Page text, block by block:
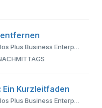
Anwendbare Pläne Kostenlos Plus Business Enterprise Sie können ein Mitglied komplett aus Ihrem Account und Ihrem Profil entfernen (dies ist beson...
Kurzleitfaden
Anwendbare Pläne Kostenlos Plus Business Enterprise Kollaborative Dokumente sind leistungsstarke Werkzeuge, die die Teamarbeit verbessern, indem ...